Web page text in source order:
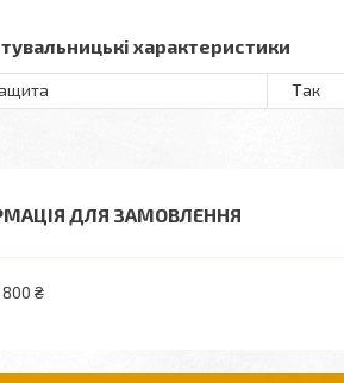
характеристики
Так
ДЛЯ ЗАМОВЛЕННЯ
800 ₴